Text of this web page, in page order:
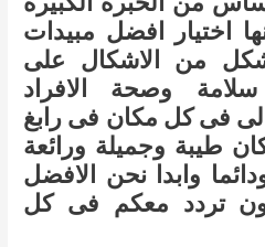
اختيار افضل مبيدات
شكل من الاشكال على
وصحة الافراد
فى كل مكان فى رابغ
طيبة وجميلة ورائعة
وابدا نحن الافضل
تردد معكم فى كل